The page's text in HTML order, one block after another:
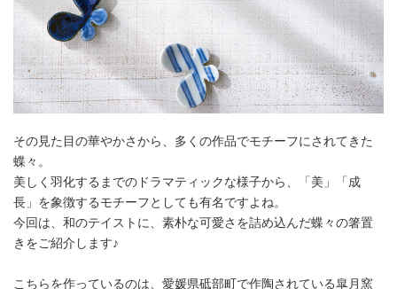
その見た目の華やかさから、多くの作品でモチーフにされてきた
蝶々。
美しく羽化するまでのドラマティックな様子から、「美」「成
長」を象徴するモチーフとしても有名ですよね。
今回は、和のテイストに、素朴な可愛さを詰め込んだ蝶々の箸置
きをご紹介します♪
こちらを作っているのは、愛媛県砥部町で作陶されている皐月窯